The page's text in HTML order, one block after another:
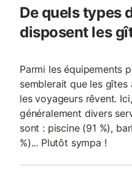
De quels types
disposent les
Parmi les équipements
semblerait que les
les voyageurs rêvent.
généralement divers
sont : piscine (91 %),
%)... Plutôt sympa !